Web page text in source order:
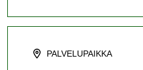
PALVELUPAIKKA